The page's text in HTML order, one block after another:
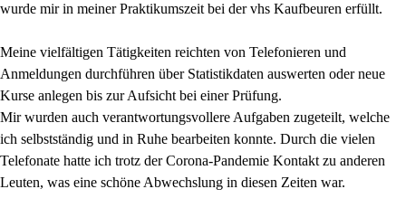
wurde mir in meiner Praktikumszeit bei der vhs Kaufbeuren erfüllt.
Meine vielfältigen Tätigkeiten reichten von Telefonieren und
Anmeldungen durchführen über Statistikdaten auswerten oder neue
Kurse anlegen bis zur Aufsicht bei einer Prüfung.
Mir wurden auch verantwortungsvollere Aufgaben zugeteilt, welche
ich selbstständig und in Ruhe bearbeiten konnte. Durch die vielen
Telefonate hatte ich trotz der Corona-Pandemie Kontakt zu anderen
Leuten, was eine schöne Abwechslung in diesen Zeiten war.